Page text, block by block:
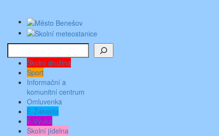
Hledat
Školní družina
Sport
Informační a
komunitní centrum
Omluvenka
E-Žákajda
E-Výuka
Školní jídelna